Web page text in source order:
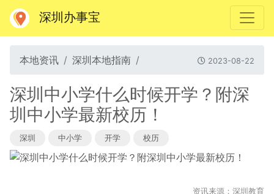
深圳办事宝
本地资讯 深圳本地指南 2023-08-22
深圳中小学什么时候开学？附深
圳中小学最新校历！
深圳 中小学 开学 校历
资讯来源：深圳教育